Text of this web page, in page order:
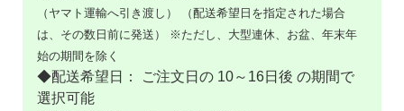
（ヤマト運輸へ引き渡し）
（配送希望日を指定された場合
は、その数日前に発送）
※ただし、大型連休、お盆、年末年
始の期間を除く
◆配送希望日： ご注文日の 10～16日後 の期間で
選択可能